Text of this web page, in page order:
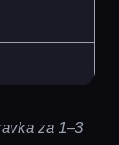
za 1–3